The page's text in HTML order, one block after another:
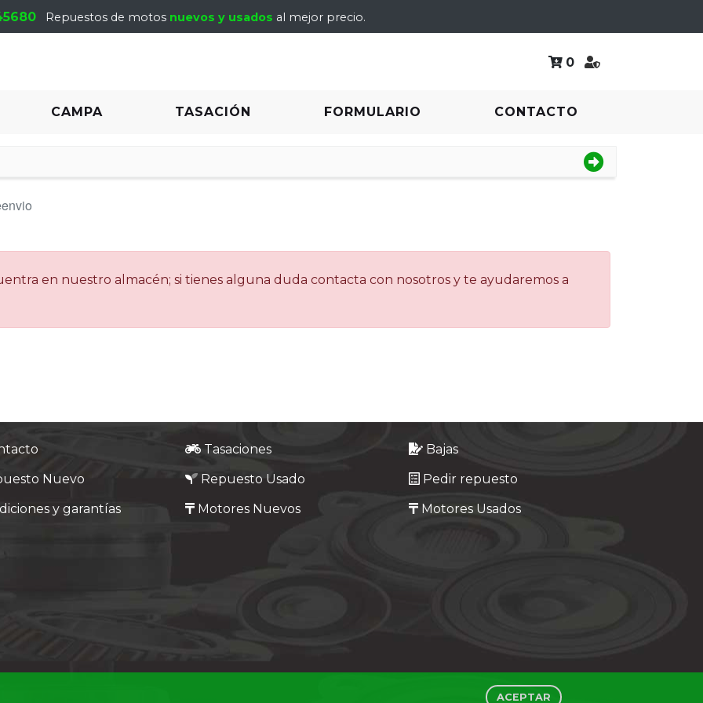
Repuestos de motos nuevos y usados al mejor precio.
0
CAMPA TASACIÓN FORMULARIO CONTACTO
en nuestro almacén; si tienes alguna duda contacta con nosotros y te ayudaremos a
Tasaciones
Bajas
Nuevo
Repuesto Usado
Pedir repuesto
y garantías
Motores Nuevos Motores Usados
ACEPTAR